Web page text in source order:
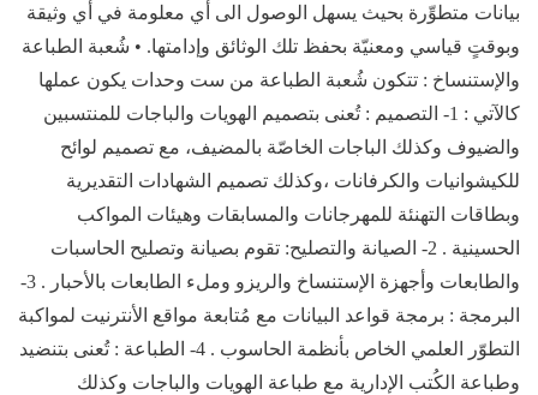
بيانات متطوِّرة بحيث يسهل الوصول الى أي معلومة في أي وثيقة
وبوقتٍ قياسي ومعنيّة بحفظ تلك الوثائق وإدامتها. • شُعبة الطباعة
والإستنساخ : تتكون شُعبة الطباعة من ست وحدات يكون عملها
كالآتي : 1- التصميم : تُعنى بتصميم الهويات والباجات للمنتسبين
والضيوف وكذلك الباجات الخاصّة بالمضيف، مع تصميم لوائح
للكيشوانيات والكرفانات ،وكذلك تصميم الشهادات التقديرية
وبطاقات التهنئة للمهرجانات والمسابقات وهيئات المواكب
الحسينية . 2- الصيانة والتصليح: تقوم بصيانة وتصليح الحاسبات
والطابعات وأجهزة الإستنساخ والريزو وملء الطابعات بالأحبار . 3-
البرمجة : برمجة قواعد البيانات مع مُتابعة مواقع الأنترنيت لمواكبة
التطوّر العلمي الخاص بأنظمة الحاسوب . 4- الطباعة : تُعنى بتنضيد
وطباعة الكُتب الإدارية مع طباعة الهويات والباجات وكذلك